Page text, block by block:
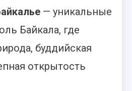
— уникальные
Байкала, где
буддийская
открытость